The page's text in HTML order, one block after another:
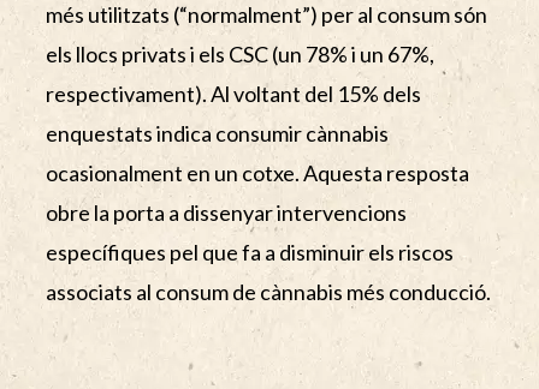
més utilitzats (“normalment”) per al consum són
els llocs privats i els CSC (un 78% i un 67%,
respectivament). Al voltant del 15% dels
enquestats indica consumir cànnabis
ocasionalment en un cotxe. Aquesta resposta
obre la porta a dissenyar intervencions
específiques pel que fa a disminuir els riscos
associats al consum de cànnabis més conducció.